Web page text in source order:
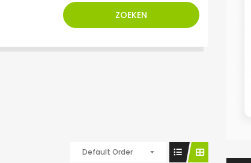
ZOEKEN
Default Order